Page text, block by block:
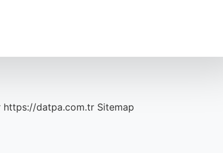
https://datpa.com.tr Sitemap